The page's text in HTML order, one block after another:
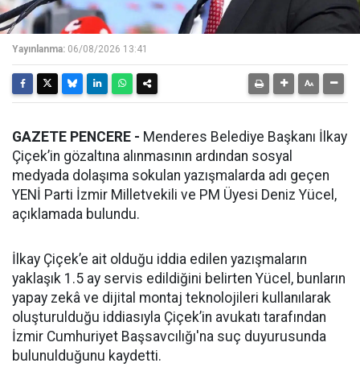
Yayınlanma: 06/08/2026 13:41
GAZETE PENCERE - Menderes Belediye Başkanı İlkay
Çiçek’in gözaltına alınmasının ardından sosyal
medyada dolaşıma sokulan yazışmalarda adı geçen
YENİ Parti İzmir Milletvekili ve PM Üyesi Deniz Yücel,
açıklamada bulundu.
İlkay Çiçek’e ait olduğu iddia edilen yazışmaların
yaklaşık 1.5 ay servis edildiğini belirten Yücel, bunların
yapay zekâ ve dijital montaj teknolojileri kullanılarak
oluşturulduğu iddiasıyla Çiçek’in avukatı tarafından
İzmir Cumhuriyet Başsavcılığı'na suç duyurusunda
bulunulduğunu kaydetti.